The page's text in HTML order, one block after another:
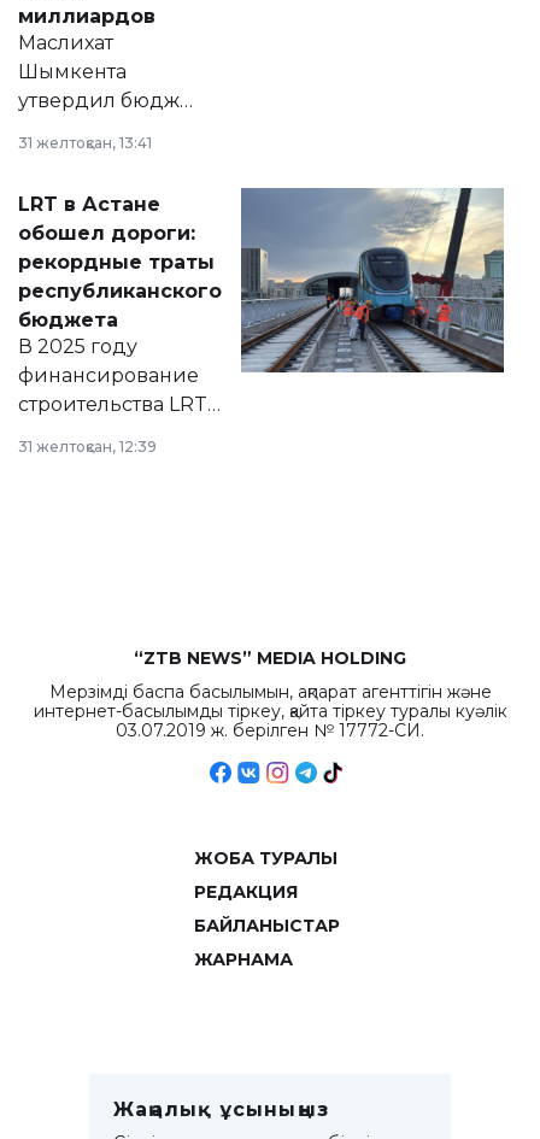
миллиардов
Маслихат
Шымкента
утвердил бюджет
2028 годы.
документ
появился в базе
нормативных
правовых актов и
на сайте маслихат
города.
31 желтоқсан, 13:41
LRT в Астане
обошел дороги:
рекордные траты
республиканского
бюджета
В 2025 году
финансирование
строительства LRT
республиканского
31 желтоқсан, 12:39
“ZTB NEWS” MEDIA HOLDING
Мерзімді баспа басылымын, ақпарат агенттігін және
интернет-басылымды тіркеу, қайта тіркеу туралы куәлік
03.07.2019 ж. берілген № 17772-СИ.
ЖОБА ТУРАЛЫ
РЕДАКЦИЯ
БАЙЛАНЫСТАР
ЖАРНАМА
Жаңалық ұсыныңыз